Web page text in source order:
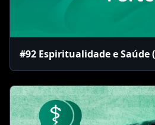
#92 Espiritualidade e Saúde